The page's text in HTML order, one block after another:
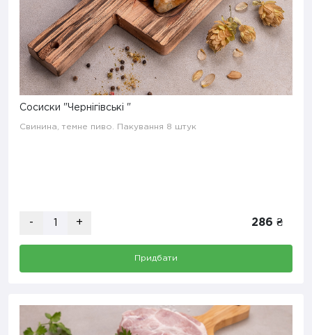
Сосиски "Чернігівські "
Свинина, темне пиво. Пакування 8 штук
- + 286 ₴
Придбати